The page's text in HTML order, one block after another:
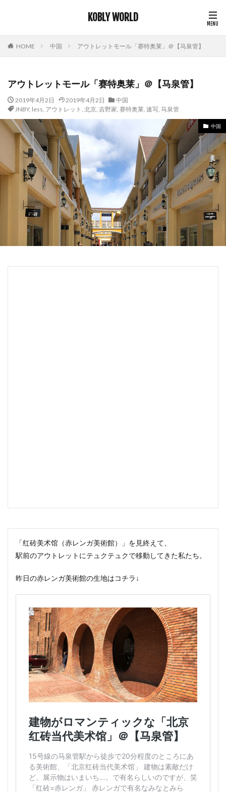
KOBLY WORLD
HOME 中国 アウトレットモール「赛特奥莱」＠【马泉管】
アウトレットモール「赛特奥莱」＠【马泉管】
2019年4月2日 2019年4月2日
中国
JNBY, less, アウトレット , 北京, 吉野家, 赛特奥莱, 速写, 马泉管
中国
「红砖美术馆（赤レンガ美術館）」を見終えて、
駅前のアウトレットにテュクテュクで移動してきた私たち。
昨日の赤レンガ美術館の生地はコチラ↓